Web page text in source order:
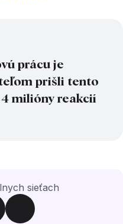
prácu je
prišli tento
milióny reakcií
sieťach